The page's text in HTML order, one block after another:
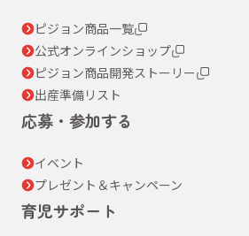
ピジョン商品一覧
公式オンラインショップ
ピジョン商品開発ストーリー
出産準備リスト
応募・参加する
イベント
プレゼント＆キャンペーン
育児サポート